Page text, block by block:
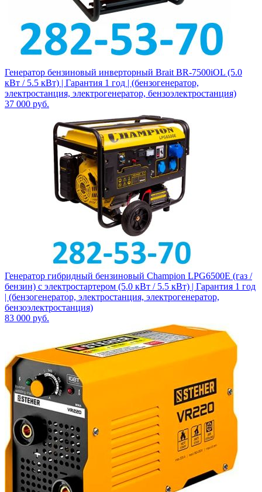
Генератор бензиновый инверторный Brait BR-7500iOL (5.0
кВт / 5.5 кВт) | Гарантия 1 год | (бензогенератор,
электростанция, электрогенератор, бензоэлектростанция)
37 000 руб.
Генератор гибридный бензиновый Champion LPG6500E (газ /
бензин) с электростартером (5.0 кВт / 5.5 кВт) | Гарантия 1 год
| (бензогенератор, электростанция, электрогенератор,
бензоэлектростанция)
83 000 руб.